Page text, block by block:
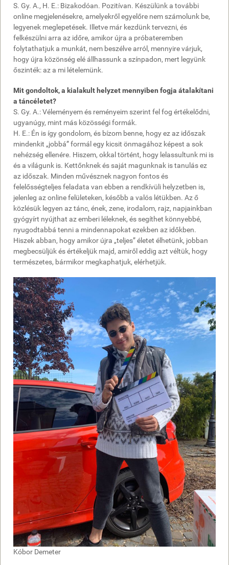
S. Gy. A., H. E.: Bizakodóan. Pozitívan. Készülünk a további
online megjelenésekre, amelyekről egyelőre nem számolunk be,
legyenek meglepetések. Illetve már kezdünk tervezni, és
felkészülni arra az időre, amikor újra a próbateremben
folytathatjuk a munkát, nem beszélve arról, mennyire várjuk,
hogy újra közönség elé állhassunk a színpadon, mert legyünk
őszinték: az a mi lételemünk.
Mit gondoltok, a kialakult helyzet mennyiben fogja átalakítani
a táncéletet?
S. Gy. A.: Véleményem és reményeim szerint fel fog értékelődni,
ugyanúgy, mint más közösségi formák.
H. E.: Én is így gondolom, és bízom benne, hogy ez az időszak
mindenkit „jobbá” formál egy kicsit önmagához képest a sok
nehézség ellenére. Hiszem, okkal történt, hogy lelassultunk mi is
és a világunk is. Kettőnknek és saját magunknak is tanulás ez
az időszak. Minden művésznek nagyon fontos és
felelősségteljes feladata van ebben a rendkívüli helyzetben is,
jelenleg az online felületeken, később a valós létükben. Az ő
közlésük legyen az tánc, ének, zene, irodalom, rajz, napjainkban
gyógyírt nyújthat az emberi léleknek, és segíthet könnyebbé,
nyugodtabbá tenni a mindennapokat ezekben az időkben.
Hiszek abban, hogy amikor újra „teljes” életet élhetünk, jobban
megbecsüljük és értékeljük majd, amiről eddig azt véltük, hogy
természetes, bármikor megkaphatjuk, elérhetjük.
Kóbor Demeter